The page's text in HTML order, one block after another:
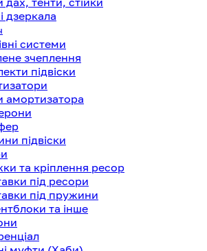
дзеркала
системи
зчеплення
підвіски
амортизатора
підвіски
та кріплення ресор
під ресори
під пружини
та інше